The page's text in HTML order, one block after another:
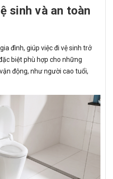
sinh và an toàn
đình, giúp việc đi vệ sinh trở
biệt phù hợp cho những
động, như người cao tuổi,